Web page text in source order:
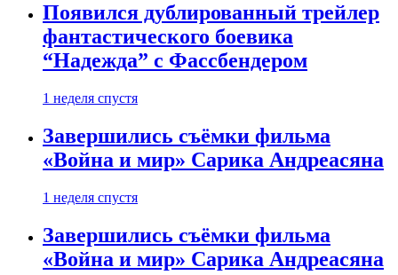
Появился дублированный трейлер
фантастического боевика
“Надежда” с Фассбендером
1 неделя спустя
Завершились съёмки фильма
«Война и мир» Сарика Андреасяна
1 неделя спустя
Завершились съёмки фильма
«Война и мир» Сарика Андреасяна